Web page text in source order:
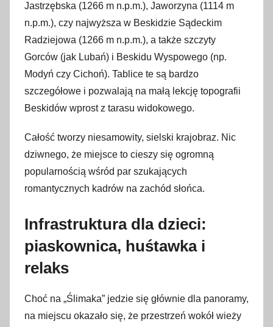
Jastrzębska (1266 m n.p.m.), Jaworzyna (1114 m
n.p.m.), czy najwyższa w Beskidzie Sądeckim
Radziejowa (1266 m n.p.m.), a także szczyty
Gorców (jak Lubań) i Beskidu Wyspowego (np.
Modyń czy Cichoń). Tablice te są bardzo
szczegółowe i pozwalają na małą lekcję topografii
Beskidów wprost z tarasu widokowego.
Całość tworzy niesamowity, sielski krajobraz. Nic
dziwnego, że miejsce to cieszy się ogromną
popularnością wśród par szukających
romantycznych kadrów na zachód słońca.
Infrastruktura dla dzieci:
piaskownica, huśtawka i
relaks
Choć na „Ślimaka” jedzie się głównie dla panoramy,
na miejscu okazało się, że przestrzeń wokół wieży